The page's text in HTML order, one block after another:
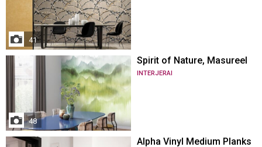
41
48
Spirit of Nature, Masureel
INTERJERAI
Alpha Vinyl Medium Planks